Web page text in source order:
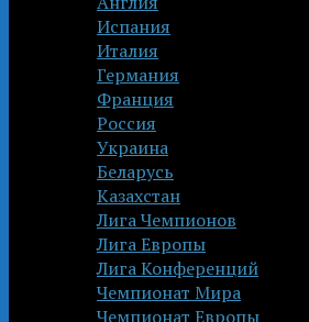
Испания
Италия
Германия
Франция
Россия
Украина
Беларусь
Казахстан
Лига Чемпионов
Лига Европы
Лига Конференций
Чемпионат Мира
Чемпионат Европы